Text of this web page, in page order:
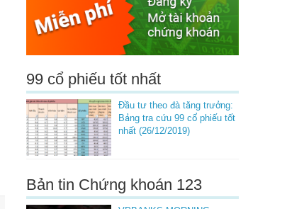
99 cổ phiếu tốt nhất
Đầu tư theo đà tăng trưởng:
Bảng tra cứu 99 cổ phiếu tốt
nhất (26/12/2019)
Bản tin Chứng khoán 123